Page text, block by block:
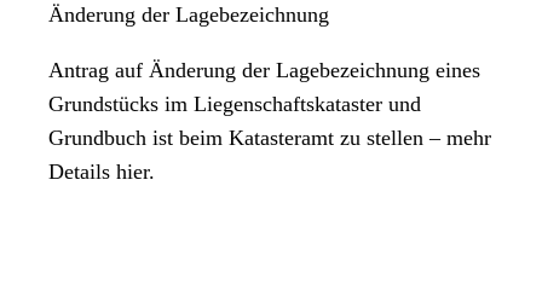
Änderung der Lagebezeichnung
Antrag auf Änderung der Lagebezeichnung eines
Grundstücks im Liegenschaftskataster und
Grundbuch ist beim Katasteramt zu stellen – mehr
Details hier.